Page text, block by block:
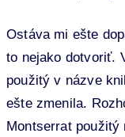
Ostáva mi ešte
to nejako dotvoriť.
použitý v názve
ešte zmenila.
Montserrat použitý